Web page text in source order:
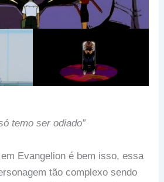
temo ser odiado”
Evangelion é bem isso, essa
tão complexo sendo